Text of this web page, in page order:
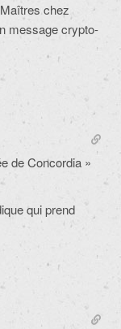
chez
message crypto-
de Concordia »
qui prend